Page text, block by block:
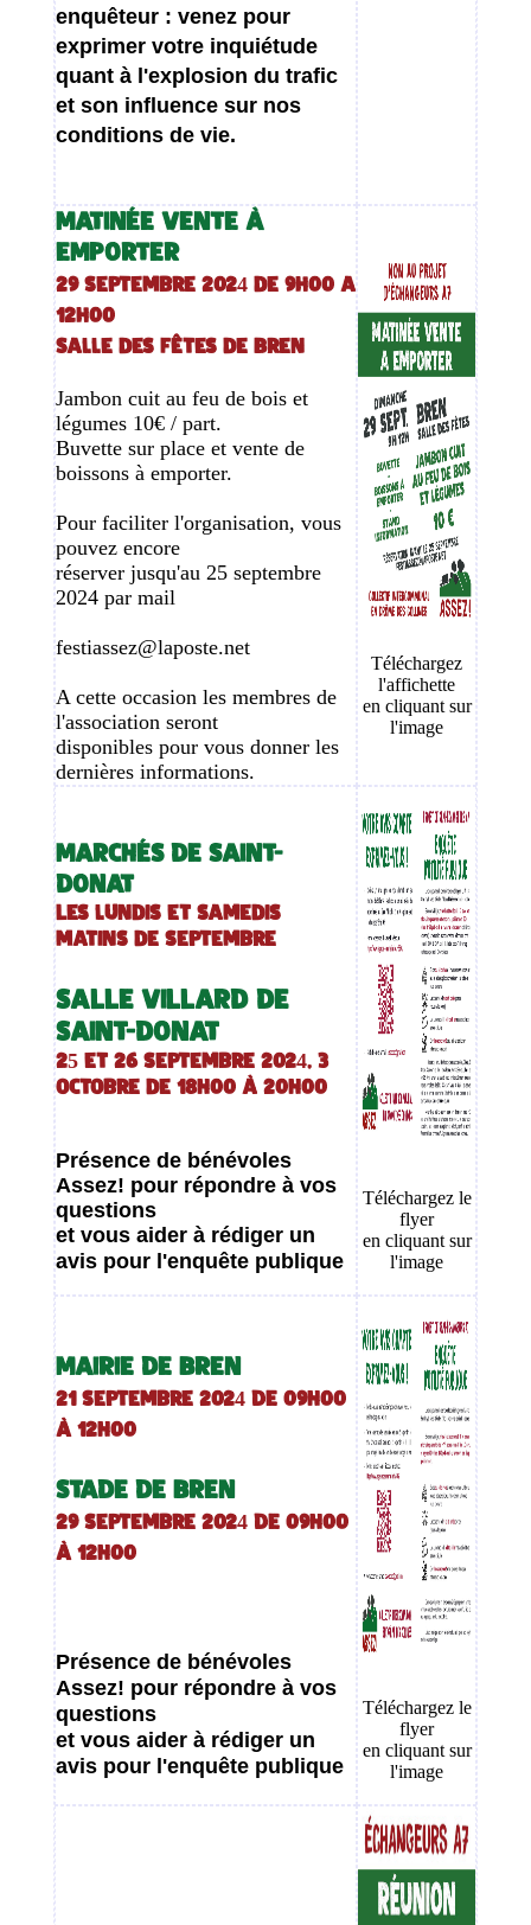
enquêteur : venez pour
exprimer votre inquiétude
quant à l'explosion du trafic
et son influence sur nos
conditions de vie.
MATINÉE VENTE À
EMPORTER
29 septembre 2024 de 9h00 a
12h00
Salle des fêtes de Bren
Jambon cuit au feu de bois et
légumes 10€ / part.
Buvette sur place et vente de
boissons à emporter.
Pour faciliter l'organisation, vous
pouvez encore
réserver jusqu'au 25 septembre
2024 par mail
festiassez@laposte.net
A cette occasion les membres de
l'association seront
disponibles pour vous donner les
dernières informations.
Téléchargez
l'affichette
en cliquant sur
l'image
MARCHÉS DE SAINT-
DONAT
Les lundis et samedis
matins de septembre
SALLE VILLARD DE
SAINT-DONAT
25 et 26 septembre 2024, 3
octobre de 18H00 à 20H00
Présence de bénévoles
Assez! pour répondre à vos
questions
et vous aider à rédiger un
avis pour l'enquête publique
Téléchargez le
flyer
en cliquant sur
l'image
MAIRIE DE BREN
21 septembre 2024 DE 09H00
À 12H00
STADE DE BREN
29 septembre 2024 DE 09H00
À 12H00
Présence de bénévoles
Assez! pour répondre à vos
questions
et vous aider à rédiger un
avis pour l'enquête publique
Téléchargez le
flyer
en cliquant sur
l'image